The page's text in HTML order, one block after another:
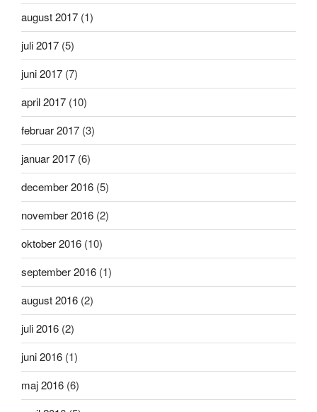
august 2017 (1)
juli 2017 (5)
juni 2017 (7)
april 2017 (10)
februar 2017 (3)
januar 2017 (6)
december 2016 (5)
november 2016 (2)
oktober 2016 (10)
september 2016 (1)
august 2016 (2)
juli 2016 (2)
juni 2016 (1)
maj 2016 (6)